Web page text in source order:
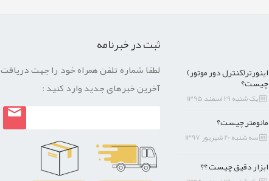
اینورتر(کنترل دور موتور)
چیست؟
یک شنبه 29 اسفند 1395
مانومتر چیست؟
سه شنبه 20 شهریور 1397
ابزار دقیق چیست ؟؟
ثبت در خبرنامه
لطفا شماره تلفن همراه خود را جهت دریافت
آخرین خبرهای جدید وارد کنید :